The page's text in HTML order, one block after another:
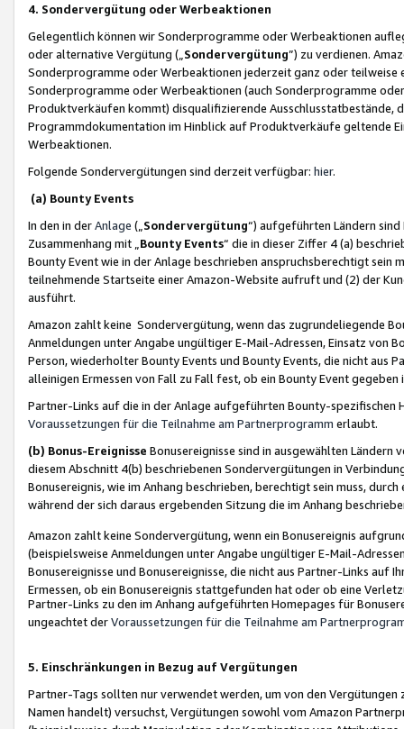
4. Sondervergütung oder Werbeaktionen
Gelegentlich können wir Sonderprogramme oder Werbeaktionen
oder alternative Vergütung („ Sondervergütung”) zu verdienen.
Sonderprogramme oder Werbeaktionen jederzeit ganz oder
Sonderprogramme oder Werbeaktionen (auch Sonderprogramme
Produktverkäufen kommt) disqualifizierende Ausschlusstatbestände,
Programmdokumentation im Hinblick auf Produktverkäufe geltende
Werbeaktionen.
Folgende Sondervergütungen sind derzeit verfügbar: hier.
(a) Bounty Events
In den in derAnlage („ Sondervergütung“) aufgeführten Ländern
Zusammenhang mit „ Bounty Events“ die in dieser Ziffer 4 (a)
Bounty Event wie in der Anlage beschrieben anspruchsberechtigt sein
teilnehmende Startseite einer Amazon-Website aufruft und (2) der
ausführt.
Amazon zahlt keine Sondervergütung, wenn das zugrundeliegende
Anmeldungen unter Angabe ungültiger E-Mail-Adressen, Einsatz von
Person, wiederholter Bounty Events und Bounty Events, die nicht
alleinigen Ermessen von Fall zu Fall fest, ob ein Bounty Event
Partner-Links auf die in der Anlage aufgeführten Bounty-spezifischen
Voraussetzungen für die Teilnahme am Partnerprogramm erlaubt.
(b) Bonus-Ereignisse Bonusereignisse sind in ausgewählten Ländern
diesem Abschnitt 4(b) beschriebenen Sondervergütungen in
Bonusereignis, wie im Anhang beschrieben, berechtigt sein muss,
während der sich daraus ergebenden Sitzung die im Anhang
Amazon zahlt keine Sondervergütung, wenn ein Bonusereignis
(beispielsweise Anmeldungen unter Angabe ungültiger E-Mail-
Bonusereignisse und Bonusereignisse, die nicht aus Partner-Links auf
Ermessen, ob ein Bonusereignis stattgefunden hat oder ob eine
Partner-Links zu den im Anhang aufgeführten Homepages für
ungeachtet derVoraussetzungen für die Teilnahme am
5. Einschränkungen in Bezug auf Vergütungen
Partner-Tags sollten nur verwendet werden, um von den
Namen handelt) versuchst, Vergütungen sowohl vom Amazon